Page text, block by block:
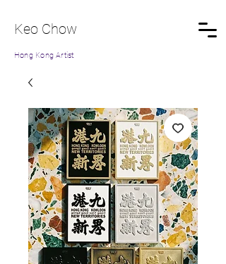
Keo Chow
Hong Kong Artist